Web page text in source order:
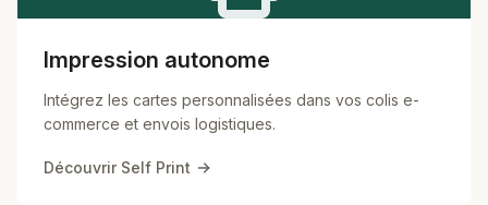
Impression autonome
Intégrez les cartes personnalisées dans vos colis e-
commerce et envois logistiques.
Découvrir Self Print